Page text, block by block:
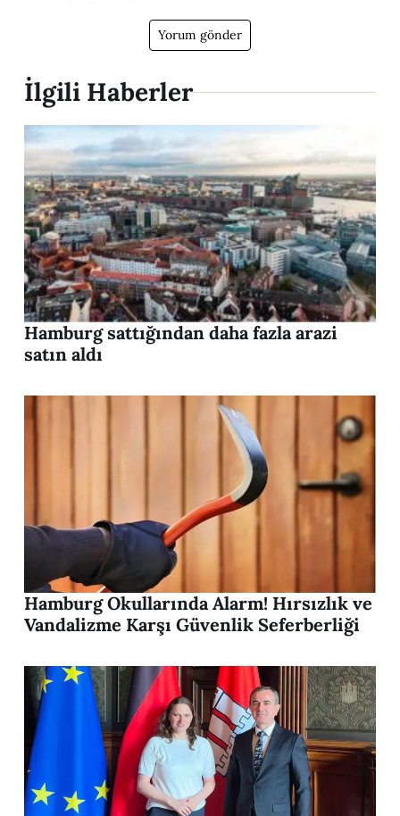
İlgili Haberler
Hamburg sattığından daha fazla arazi
satın aldı
Hamburg Okullarında Alarm! Hırsızlık ve
Vandalizme Karşı Güvenlik Seferberliği